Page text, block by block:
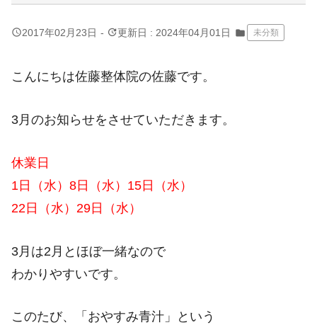
query_builder2017年02月23日 - update更新日 : 2024年04月01日 folder 未分類
こんにちは佐藤整体院の佐藤です。
3月のお知らせをさせていただきます。
休業日
1日（水）8日（水）15日（水）
22日（水）29日（水）
3月は2月とほぼ一緒なので
わかりやすいです。
このたび、「おやすみ青汁」という